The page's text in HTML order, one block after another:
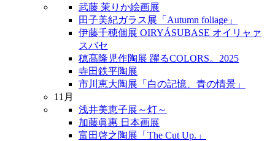
武藤 茉りか絵画展
田子美紀ガラス展「Autumn foliage」
伊藤千穂個展 OIRYÁSUBASE オイリャァ
スバセ
穂髙隆児作陶展 躍るCOLORS。2025
寺田鉄平陶展
市川恵大陶展「白の記憶、青の情景」
11月
浅井美恵子展～灯～
加藤眞惠 日本画展
富田啓之陶展「The Cut Up.」